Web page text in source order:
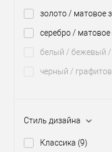
золото / матовое
серебро /
белый / бежевый
черный /
Стиль дизайна
Классика (9)